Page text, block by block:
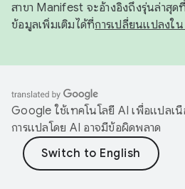
สาขา Manifest จะอ้างอิงถึงรุ่นล่าสุ
ข้อมูลเพิ่มเติมได้ที่การเปลี่ยนแปลงใ
Google ใช้เทคโนโลยี AI เพื่อแปลเ
การแปลโดย AI อาจมีข้อผิดพลาด